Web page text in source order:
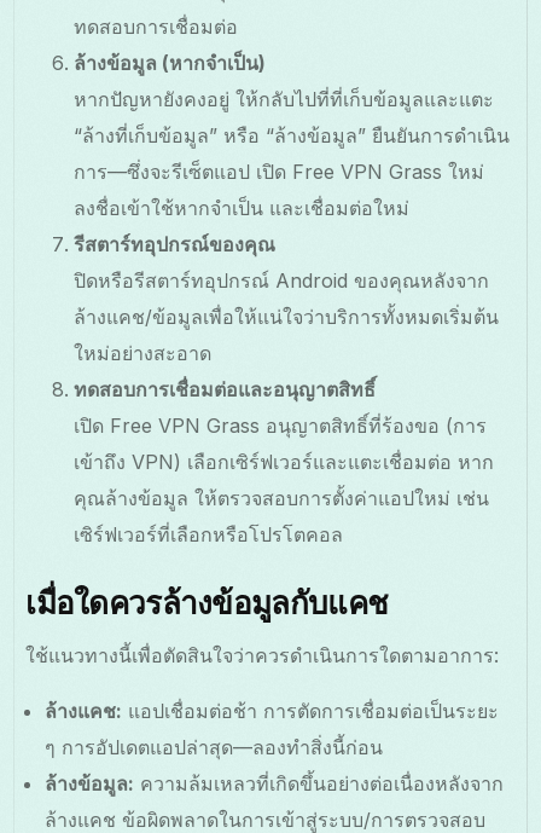
ทดสอบการเชื่อมต่อ
ล้างข้อมูล (หากจำเป็น)
หากปัญหายังคงอยู่ ให้กลับไปที่ที่เก็บข้อมูลและแตะ
“ล้างที่เก็บข้อมูล” หรือ “ล้างข้อมูล” ยืนยันการดำเนิน
การ—ซึ่งจะรีเซ็ตแอป เปิด Free VPN Grass ใหม่
ลงชื่อเข้าใช้หากจำเป็น และเชื่อมต่อใหม่
รีสตาร์ทอุปกรณ์ของคุณ
ปิดหรือรีสตาร์ทอุปกรณ์ Android ของคุณหลังจาก
ล้างแคช/ข้อมูลเพื่อให้แน่ใจว่าบริการทั้งหมดเริ่มต้น
ใหม่อย่างสะอาด
ทดสอบการเชื่อมต่อและอนุญาตสิทธิ์
เปิด Free VPN Grass อนุญาตสิทธิ์ที่ร้องขอ (การ
เข้าถึง VPN) เลือกเซิร์ฟเวอร์และแตะเชื่อมต่อ หาก
คุณล้างข้อมูล ให้ตรวจสอบการตั้งค่าแอปใหม่ เช่น
เซิร์ฟเวอร์ที่เลือกหรือโปรโตคอล
เมื่อใดควรล้างข้อมูลกับแคช
ใช้แนวทางนี้เพื่อตัดสินใจว่าควรดำเนินการใดตามอาการ:
ล้างแคช: แอปเชื่อมต่อช้า การตัดการเชื่อมต่อเป็นระยะ
ๆ การอัปเดตแอปล่าสุด—ลองทำสิ่งนี้ก่อน
ล้างข้อมูล: ความล้มเหลวที่เกิดขึ้นอย่างต่อเนื่องหลังจาก
ล้างแคช ข้อผิดพลาดในการเข้าสู่ระบบ/การตรวจสอบ